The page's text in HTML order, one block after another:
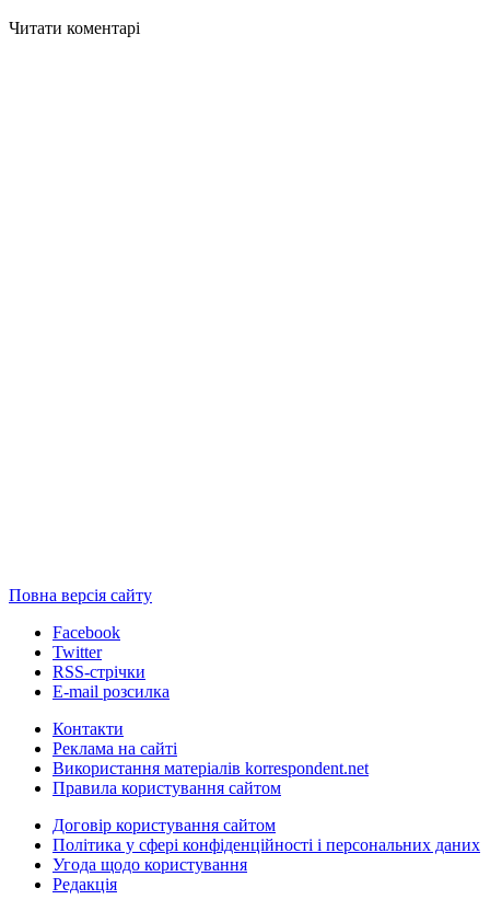
Читати коментарі
Повна версія сайту
Facebook
Twitter
RSS-стрічки
E-mail розсилка
Контакти
Реклама на сайті
Використання матеріалів korrespondent.net
Правила користування сайтом
Договір користування сайтом
Політика у сфері конфіденційності і персональних даних
Угода щодо користування
Редакція